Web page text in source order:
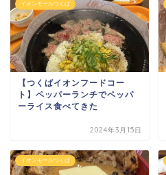
イオンモールつくば
【つくばイオンフードコー
ト】ペッパーランチでペッパ
ーライス食べてきた
2024年3月15日
イオンモールつくば